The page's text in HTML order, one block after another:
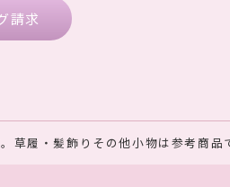
請求
履・髪飾りその他小物は参考商品